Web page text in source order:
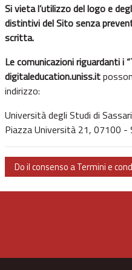
Si vieta l’utilizzo del logo e
distintivi del Sito senza
scritta.
Le comunicazioni riguardanti i
digitaleducation.uniss.it
indirizzo:
Università degli Studi di Sassari
Piazza Università 21, 07100 -
Do il consenso a Termini e